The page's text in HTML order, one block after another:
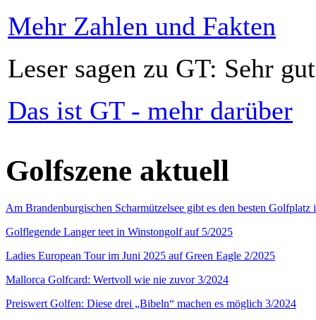
Mehr Zahlen und Fakten
Leser sagen zu GT: Sehr
Das ist GT - mehr darüber
Golfszene aktuell
Am Brandenburgischen Scharmützelsee gibt es den besten
Golflegende Langer teet in Winstongolf auf 5/2025
Ladies European Tour im Juni 2025 auf Green Eagle 2/2025
Mallorca Golfcard: Wertvoll wie nie zuvor 3/2024
Preiswert Golfen: Diese drei „Bibeln“ machen es möglich 3/2024